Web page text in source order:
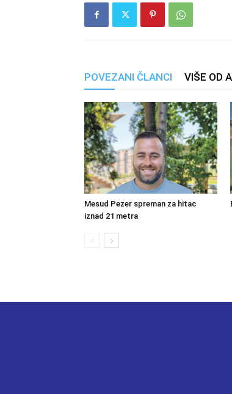
POVEZANI ČLANCI VIŠE OD
Mesud Pezer spreman za hitac
iznad 21 metra